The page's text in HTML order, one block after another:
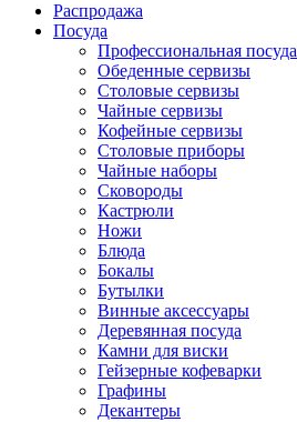
Распродажа
Посуда
Профессиональная посуда
Обеденные сервизы
Столовые сервизы
Чайные сервизы
Кофейные сервизы
Столовые приборы
Чайные наборы
Сковороды
Кастрюли
Ножи
Блюда
Бокалы
Бутылки
Винные аксессуары
Деревянная посуда
Камни для виски
Гейзерные кофеварки
Графины
Декантеры